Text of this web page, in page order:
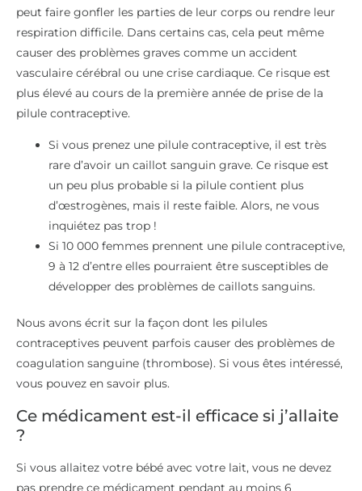
peut faire gonfler les parties de leur corps ou rendre leur
respiration difficile. Dans certains cas, cela peut même
causer des problèmes graves comme un accident
vasculaire cérébral ou une crise cardiaque. Ce risque est
plus élevé au cours de la première année de prise de la
pilule contraceptive.
Si vous prenez une pilule contraceptive, il est très
rare d’avoir un caillot sanguin grave. Ce risque est
un peu plus probable si la pilule contient plus
d’œstrogènes, mais il reste faible. Alors, ne vous
inquiétez pas trop !
Si 10 000 femmes prennent une pilule contraceptive,
9 à 12 d’entre elles pourraient être susceptibles de
développer des problèmes de caillots sanguins.
Nous avons écrit sur la façon dont les pilules
contraceptives peuvent parfois causer des problèmes de
coagulation sanguine (thrombose). Si vous êtes intéressé,
vous pouvez en savoir plus.
Ce médicament est-il efficace si j’allaite
?
Si vous allaitez votre bébé avec votre lait, vous ne devez
pas prendre ce médicament pendant au moins 6